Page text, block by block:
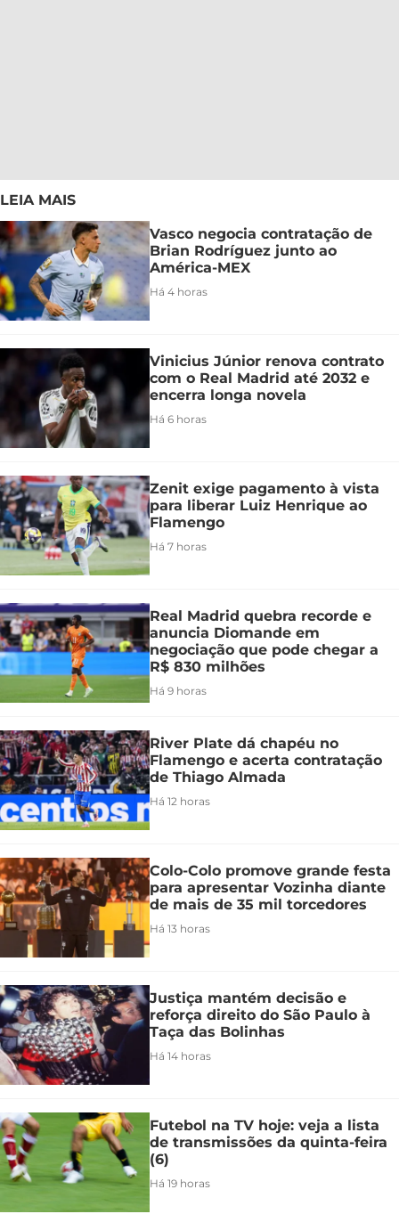
LEIA MAIS
Vasco negocia contratação de
Brian Rodríguez junto ao
América-MEX
Há 4 horas
Vinicius Júnior renova contrato
com o Real Madrid até 2032 e
encerra longa novela
Há 6 horas
Zenit exige pagamento à vista
para liberar Luiz Henrique ao
Flamengo
Há 7 horas
Real Madrid quebra recorde e
anuncia Diomande em
negociação que pode chegar a
R$ 830 milhões
Há 9 horas
River Plate dá chapéu no
Flamengo e acerta contratação
de Thiago Almada
Há 12 horas
Colo-Colo promove grande festa
para apresentar Vozinha diante
de mais de 35 mil torcedores
Há 13 horas
Justiça mantém decisão e
reforça direito do São Paulo à
Taça das Bolinhas
Há 14 horas
Futebol na TV hoje: veja a lista
de transmissões da quinta-feira
(6)
Há 19 horas